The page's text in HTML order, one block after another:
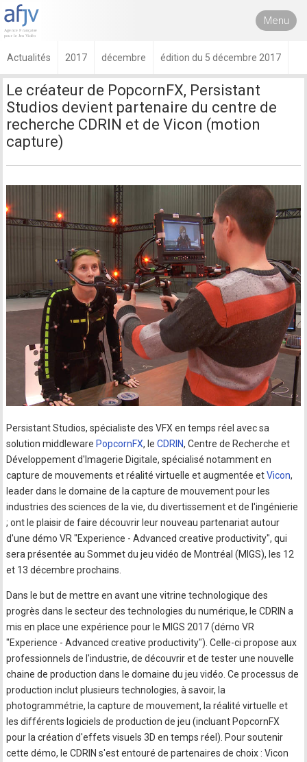
Menu
Actualités 2017 décembre édition du 5 décembre 2017
Le créateur de PopcornFX, Persistant
Studios devient partenaire du centre de
recherche CDRIN et de Vicon (motion
capture)
Persistant Studios, spécialiste des VFX en temps réel avec sa
solution middleware PopcornFX, leCDRIN, Centre de Recherche et
Développement d'Imagerie Digitale, spécialisé notamment en
capture de mouvements et réalité virtuelle et augmentée etVicon,
leader dans le domaine de la capture de mouvement pour les
industries des sciences de la vie, du divertissement et de l'ingénierie
; ont le plaisir de faire découvrir leur nouveau partenariat autour
d'une démo VR "Experience - Advanced creative productivity", qui
sera présentée au Sommet du jeu vidéo de Montréal (MIGS), les 12
et 13 décembre prochains.
Dans le but de mettre en avant une vitrine technologique des
progrès dans le secteur des technologies du numérique, le CDRIN a
mis en place une expérience pour le MIGS 2017 (démo VR
"Experience - Advanced creative productivity"). Celle-ci propose aux
professionnels de l'industrie, de découvrir et de tester une nouvelle
chaine de production dans le domaine du jeu vidéo. Ce processus de
production inclut plusieurs technologies, à savoir, la
photogrammétrie, la capture de mouvement, la réalité virtuelle et
les différents logiciels de production de jeu (incluant PopcornFX
pour la création d'effets visuels 3D en temps réel). Pour soutenir
cette démo, le CDRIN s'est entouré de partenaires de choix : Vicon